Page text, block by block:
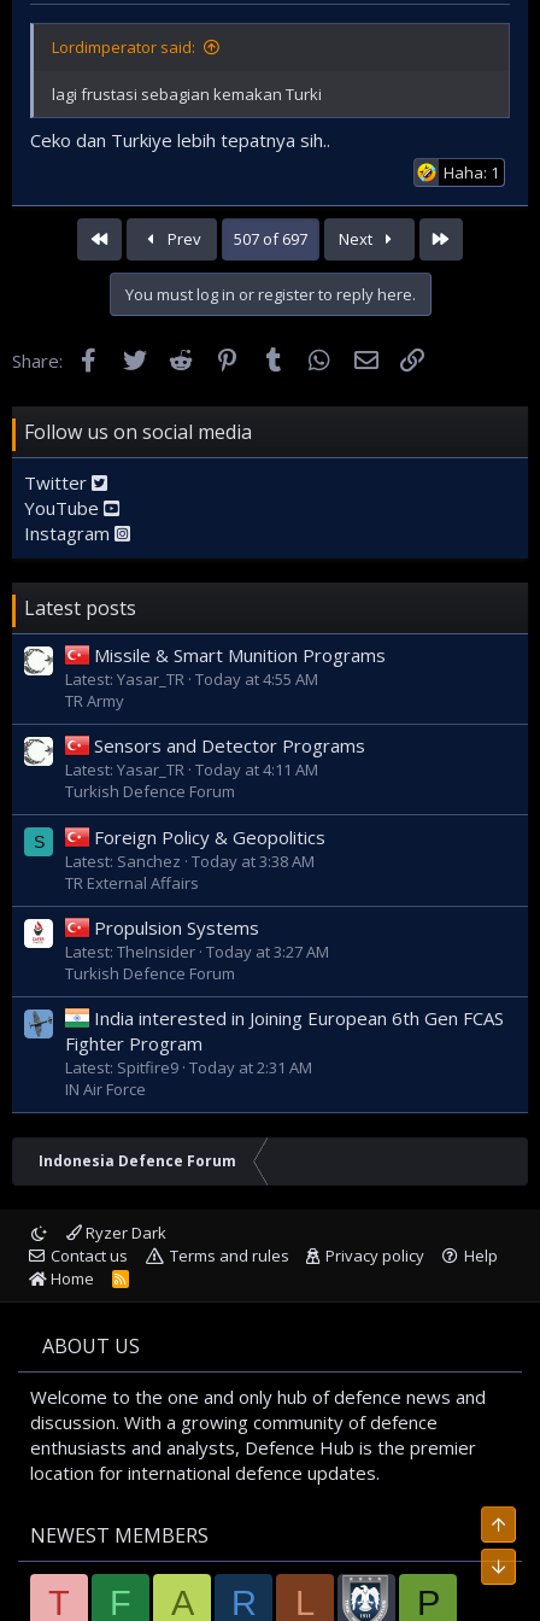
PPN/Kepala Bappenas dan Menteri Keuangan, maka total
alokasi PLN 2024-2024 akan menjadi US$ 25,7 miliar.
Pertanyaannya adalah apakah masih tersedia ruang fiskal
Lordimperator said:
lagi frustasi sebagian kemakan Turki
Ceko dan Turkiye lebih tepatnya sih..
Haha: 1
First Prev 507 of 697 Next
You must log in or register to reply here.
Share: FacebookTwitter Reddit Pinterest
Tumblr WhatsApp
Email
Follow us on social media
Twitter
YouTube
Instagram
Latest posts
Missile & Smart Munition Programs
Latest: Yasar_TR Today at 4:55 AM
TR Army
Sensors and Detector Programs
Latest: Yasar_TR Today at 4:11 AM
Turkish Defence Forum
S Foreign Policy & Geopolitics
Latest: Sanchez Today at 3:38 AM
TR External Affairs
Propulsion Systems
Latest: TheInsider Today at 3:27 AM
Turkish Defence Forum
India interested in Joining European 6th Gen FCAS
Fighter Program
Latest: Spitfire9 Today at 2:31 AM
IN Air Force
Indonesia Defence Forum
Ryzer Dark
Contact us
Terms and rules Privacy policy
Help
Home
R
ABOUT US
Welcome to the one and only hub of defence news and
discussion. With a growing community of defence
enthusiasts and analysts, Defence Hub is the premier
location for international defence updates.
NEWEST MEMBERS
T F A R L P
Top